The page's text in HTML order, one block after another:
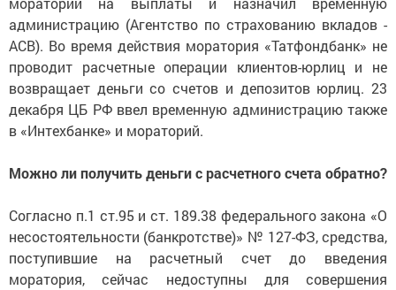
администрацию (Агентство по страхованию вкладов -
АСВ). Во время действия моратория «Татфондбанк» не
проводит расчетные операции клиентов-юрлиц и не
возвращает деньги со счетов и депозитов юрлиц. 23
декабря ЦБ РФ ввел временную администрацию также
в «Интехбанке» и мораторий.
Можно ли получить деньги с расчетного счета обратно?
Согласно п.1 ст.95 и ст. 189.38 федерального закона «О
несостоятельности (банкротстве)» № 127-ФЗ, средства,
поступившие на расчетный счет до введения
моратория, сейчас недоступны для совершения